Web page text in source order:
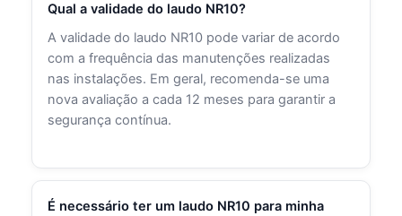
Qual a validade do laudo NR10?
A validade do laudo NR10 pode variar de acordo
com a frequência das manutenções realizadas
nas instalações. Em geral, recomenda-se uma
nova avaliação a cada 12 meses para garantir a
segurança contínua.
É necessário ter um laudo NR10 para minha